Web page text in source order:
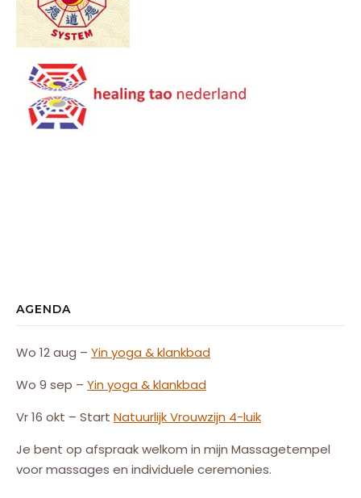
AGENDA
Wo 12 aug – Yin yoga & klankbad
Wo 9 sep – Yin yoga & klankbad
Vr 16 okt – Start NatuurlijkVrouwzijn 4-luik
Je bent op afspraak welkom in mijn Massagetempel
voor massages en individuele ceremonies.